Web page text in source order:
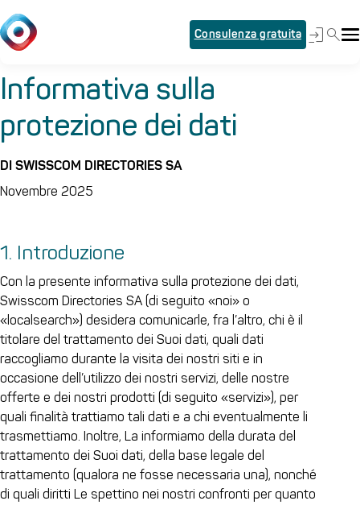
Consulenza gratuita
Informativa sulla
protezione dei dati
DI SWISSCOM DIRECTORIES SA
Novembre 2025
1. Introduzione
Con la presente informativa sulla protezione dei dati,
Swisscom Directories SA (di seguito «noi» o
«localsearch») desidera comunicarle, fra l’altro, chi è il
titolare del trattamento dei Suoi dati, quali dati
raccogliamo durante la visita dei nostri siti e in
occasione dell’utilizzo dei nostri servizi, delle nostre
offerte e dei nostri prodotti (di seguito «servizi»), per
quali finalità trattiamo tali dati e a chi eventualmente li
trasmettiamo. Inoltre, La informiamo della durata del
trattamento dei Suoi dati, della base legale del
trattamento (qualora ne fosse necessaria una), nonché
di quali diritti Le spettino nei nostri confronti per quanto